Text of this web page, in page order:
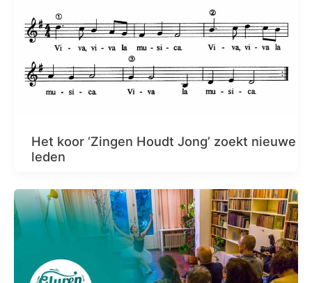
Het koor ‘Zingen Houdt Jong’ zoekt nieuwe
leden